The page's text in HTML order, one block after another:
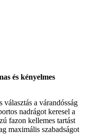
és kényelmes
a várandósság
nadrágot keresel a
fazon kellemes tartást
maximális szabadságot